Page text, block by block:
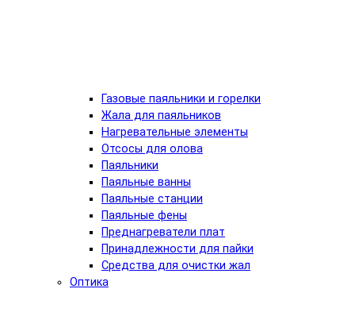
Газовые паяльники и горелки
Жала для паяльников
Нагревательные элементы
Отсосы для олова
Паяльники
Паяльные ванны
Паяльные станции
Паяльные фены
Преднагреватели плат
Принадлежности для пайки
Средства для очистки жал
Оптика